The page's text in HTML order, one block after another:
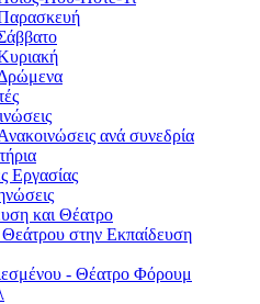
ανά συνεδρία
Εργασίας
και Θέατρο
στην Εκπαίδευση
- Θέατρο Φόρουμ